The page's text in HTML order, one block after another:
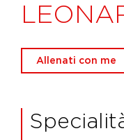
Allenati con me